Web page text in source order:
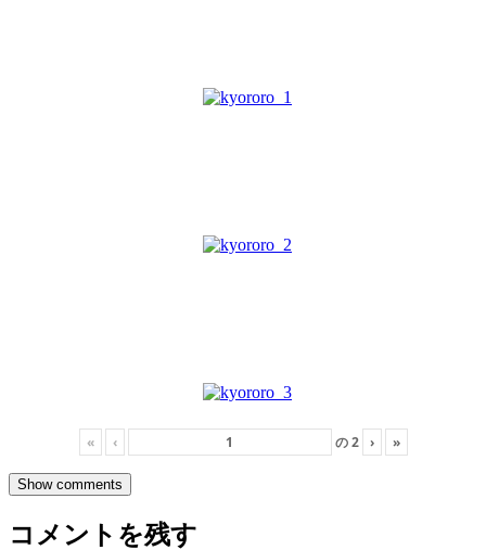
« ‹ の2 › »
Show comments
コメントを残す